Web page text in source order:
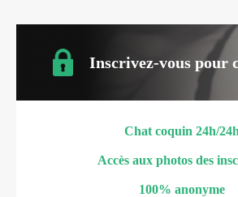
Inscrivez-vous pour
Chat coquin 24h/24h
Accès aux photos des
100% anonyme